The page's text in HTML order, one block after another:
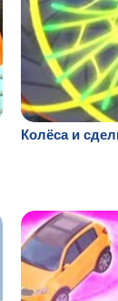
Колёса и